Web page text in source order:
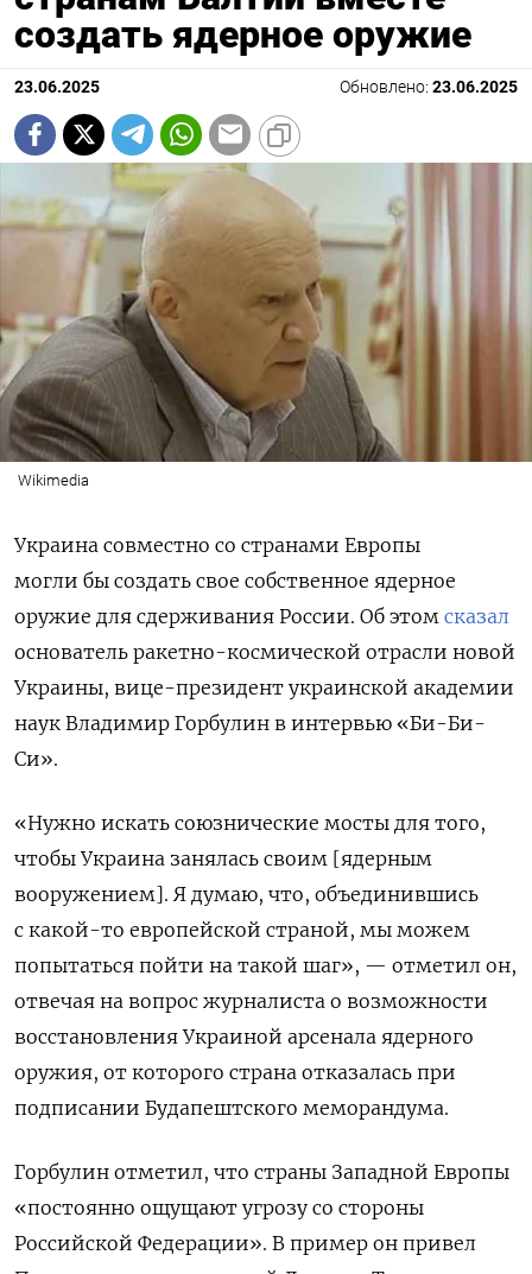
создать ядерное оружие
23.06.2025 Обновлено: 23.06.2025
Wikimedia
Украина совместно со странами Европы
могли бы создать свое собственное ядерное
оружие для сдерживания России. Об этом сказал
основатель ракетно-космической отрасли новой
Украины, вице-президент украинской академии
наук Владимир Горбулин в интервью «Би-Би-
Си».
«Нужно искать союзнические мосты для того,
чтобы Украина занялась своим [ядерным
вооружением]. Я думаю, что, объединившись
с какой-то европейской страной, мы можем
попытаться пойти на такой шаг», — отметил он,
отвечая на вопрос журналиста о возможности
восстановления Украиной арсенала ядерного
оружия, от которого страна отказалась при
подписании Будапештского меморандума.
Горбулин отметил, что страны Западной Европы
«постоянно ощущают угрозу со стороны
Российской Федерации». В пример он привел